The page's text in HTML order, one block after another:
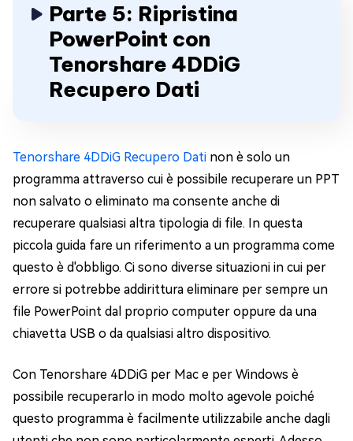
Parte 5: Ripristina
PowerPoint con
Tenorshare 4DDiG
Recupero Dati
Tenorshare 4DDiG Recupero Dati non è solo un
programma attraverso cui è possibile recuperare un PPT
non salvato o eliminato ma consente anche di
recuperare qualsiasi altra tipologia di file. In questa
piccola guida fare un riferimento a un programma come
questo è d'obbligo. Ci sono diverse situazioni in cui per
errore si potrebbe addirittura eliminare per sempre un
file PowerPoint dal proprio computer oppure da una
chiavetta USB o da qualsiasi altro dispositivo.
Con Tenorshare 4DDiG per Mac e per Windows è
possibile recuperarlo in modo molto agevole poiché
questo programma è facilmente utilizzabile anche dagli